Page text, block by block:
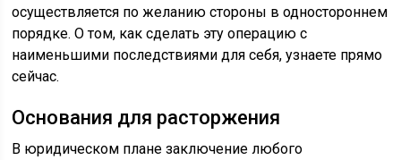
осуществляется по желанию стороны в одностороннем
порядке. О том, как сделать эту операцию с
наименьшими последствиями для себя, узнаете прямо
сейчас.
Основания для расторжения
В юридическом плане заключение любого